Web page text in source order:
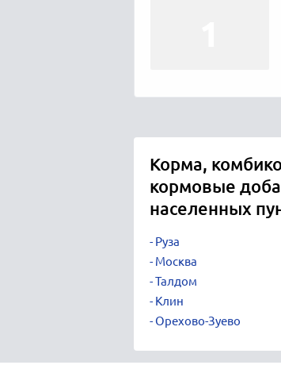
Корма,
кормовые
населенных
Руза
Москва
Талдом
Клин
Орехово-Зуево